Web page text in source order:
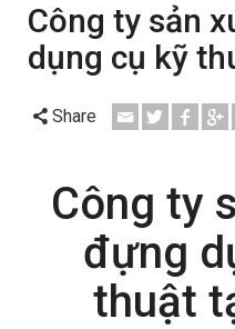
Công ty sản
dụng cụ kỹ
Share
Công ty
đựng
thuật